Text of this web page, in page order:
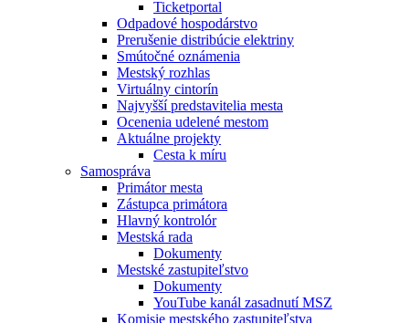
Ticketportal
Odpadové hospodárstvo
Prerušenie distribúcie elektriny
Smútočné oznámenia
Mestský rozhlas
Virtuálny cintorín
Najvyšší predstavitelia mesta
Ocenenia udelené mestom
Aktuálne projekty
Cesta k míru
Samospráva
Primátor mesta
Zástupca primátora
Hlavný kontrolór
Mestská rada
Dokumenty
Mestské zastupiteľstvo
Dokumenty
YouTube kanál zasadnutí MSZ
Komisie mestského zastupiteľstva